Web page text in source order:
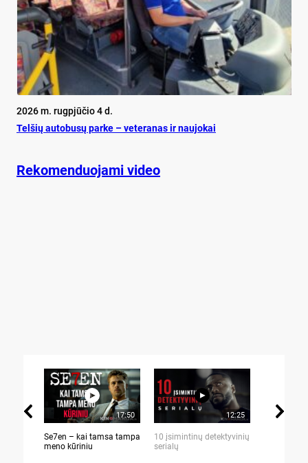
2026 m. rugpjūčio 4 d.
Tel­šių au­to­busų par­ke – ve­te­ra­nas ir nau­jo­kai
Rekomenduojami video
17:50
Se7en – kai tamsa tampa
meno kūriniu
12:25
10 įsimintinų detektyvinių
serialų